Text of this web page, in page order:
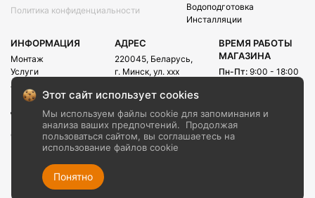
Политика конфиденциальности
Водоподготовка
Инсталляции
ИНФОРМАЦИЯ
Монтаж
Услуги
Акции
Рассрочка
Доставка и оплата
О компании
Контакты
АДРЕС
220045, Беларусь,
г. Минск, ул. xxx
E-mail:
info@iheat.by
ВРЕМЯ РАБОТЫ
МАГАЗИНА
Пн-Пт: 9:00 - 18:00
CALL-ЦЕНТРА
Сб-Вс:
Этот сайт использует cookies
Мы используем файлы cookie для запоминания и
анализа ваших предпочтений.
Продолжая
пользоваться сайтом, вы соглашаетесь на
использование файлов cookie
Понятно